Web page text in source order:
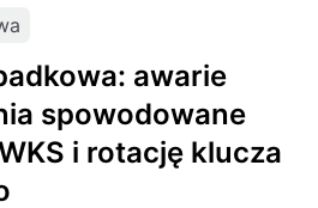
awarie
spowodowane
i rotację klucza